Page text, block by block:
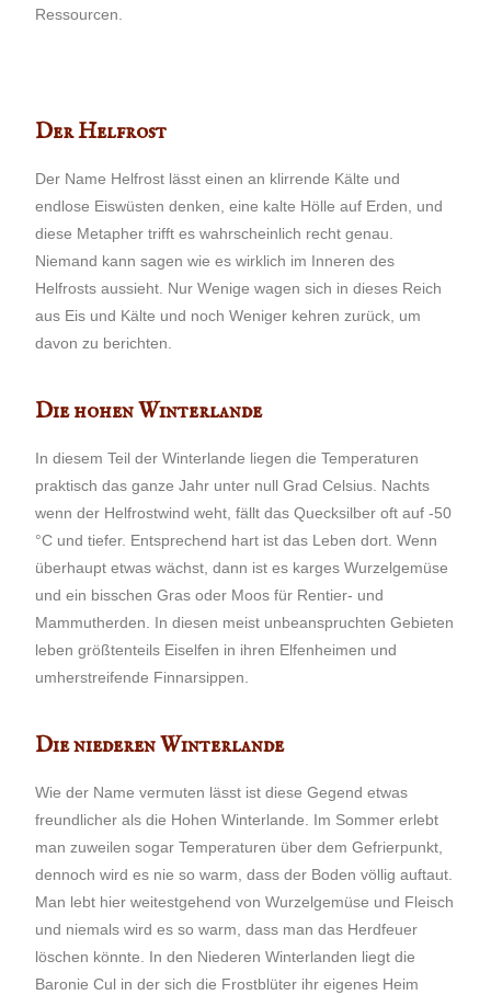
Ressourcen.
Der Helfrost
Der Name Helfrost lässt einen an klirrende Kälte und
endlose Eiswüsten denken, eine kalte Hölle auf Erden, und
diese Metapher trifft es wahrscheinlich recht genau.
Niemand kann sagen wie es wirklich im Inneren des
Helfrosts aussieht. Nur Wenige wagen sich in dieses Reich
aus Eis und Kälte und noch Weniger kehren zurück, um
davon zu berichten.
Die hohen Winterlande
In diesem Teil der Winterlande liegen die Temperaturen
praktisch das ganze Jahr unter null Grad Celsius. Nachts
wenn der Helfrostwind weht, fällt das Quecksilber oft auf -50
°C und tiefer. Entsprechend hart ist das Leben dort. Wenn
überhaupt etwas wächst, dann ist es karges Wurzelgemüse
und ein bisschen Gras oder Moos für Rentier- und
Mammutherden. In diesen meist unbeanspruchten Gebieten
leben größtenteils Eiselfen in ihren Elfenheimen und
umherstreifende Finnarsippen.
Die niederen Winterlande
Wie der Name vermuten lässt ist diese Gegend etwas
freundlicher als die Hohen Winterlande. Im Sommer erlebt
man zuweilen sogar Temperaturen über dem Gefrierpunkt,
dennoch wird es nie so warm, dass der Boden völlig auftaut.
Man lebt hier weitestgehend von Wurzelgemüse und Fleisch
und niemals wird es so warm, dass man das Herdfeuer
löschen könnte. In den Niederen Winterlanden liegt die
Baronie Cul in der sich die Frostblüter ihr eigenes Heim